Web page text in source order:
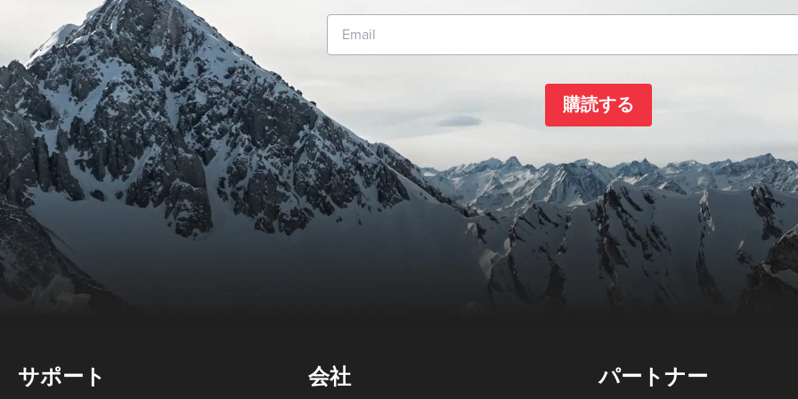
購読する
サポート 会社 パートナー